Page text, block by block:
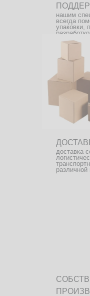
нашим
всегда
упаковки,
доставка
различной